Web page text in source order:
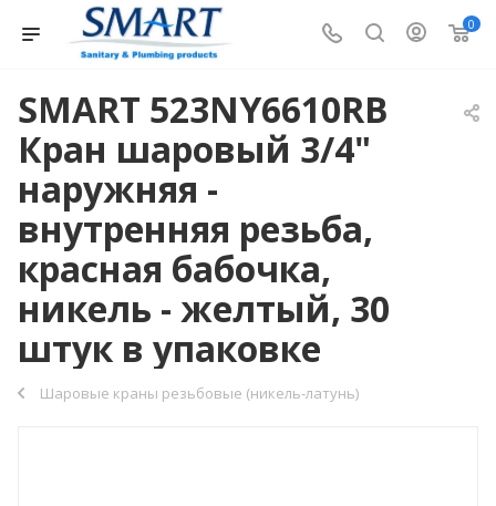
0
SMART 523NY6610RB
Кран шаровый 3/4"
наружняя -
внутренняя резьба,
красная бабочка,
никель - желтый, 30
штук в упаковке
Шаровые краны резьбовые (никель-латунь)